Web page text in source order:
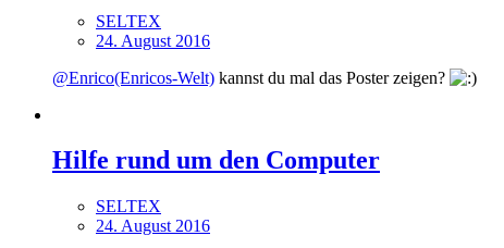
SELTEX
24. August 2016
@Enrico(Enricos-Welt) kannst du mal das Poster zeigen?
Hilfe rund um den Computer
SELTEX
24. August 2016